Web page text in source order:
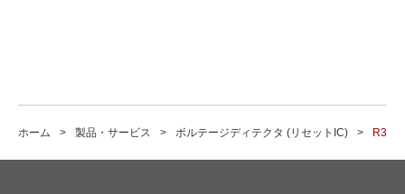
ホーム 製品・サービス ボルテージディテクタ (リセットIC)